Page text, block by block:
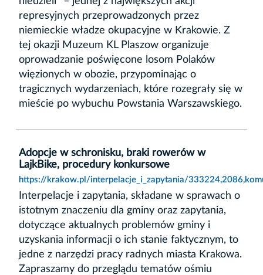
represyjnych przeprowadzonych przez
niemieckie władze okupacyjne w Krakowie. Z
tej okazji Muzeum KL Plaszow organizuje
oprowadzanie poświęcone losom Polaków
więzionych w obozie, przypominając o
tragicznych wydarzeniach, które rozegrały się w
mieście po wybuchu Powstania Warszawskiego.
Adopcje w schronisku, braki rowerów w
LajkBike, procedury konkursowe
https://krakow.pl/interpelacje_i_zapytania/
Interpelacje i zapytania, składane w sprawach o
istotnym znaczeniu dla gminy oraz zapytania,
dotyczące aktualnych problemów gminy i
uzyskania informacji o ich stanie faktycznym, to
jedne z narzędzi pracy radnych miasta Krakowa.
Zapraszamy do przeglądu tematów ośmiu